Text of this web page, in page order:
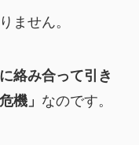
ません。
絡み合って引き
機」 なのです。